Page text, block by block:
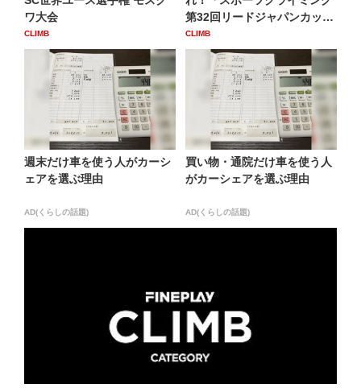
ワ大会
CLIMB
第32回リードジャパンカッ
プ」
CLIMB
週末だけ車を使う人がカーシ
ェアを選ぶ理由
AD(くらしの話題)
買い物・通院だけ車を使う人
がカーシェアを選ぶ理由
AD(くらしの話題)